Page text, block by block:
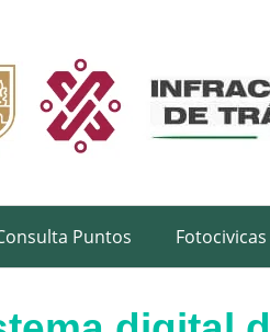
Puntos Fotocivicas